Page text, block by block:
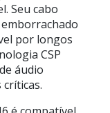
Seu cabo
por longos
CSP
áudio